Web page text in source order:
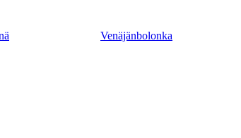
Venäjänbolonka